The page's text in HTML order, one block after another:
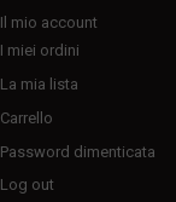
Il mio account
I miei ordini
La mia lista
Carrello
Password dimenticata
Log out